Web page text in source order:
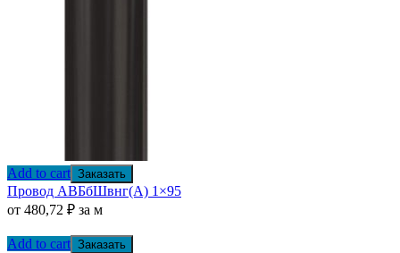
Add to cart Заказать
Провод АВБбШвнг(А) 1×95
от 480,72 ₽ за м
Add to cart Заказать